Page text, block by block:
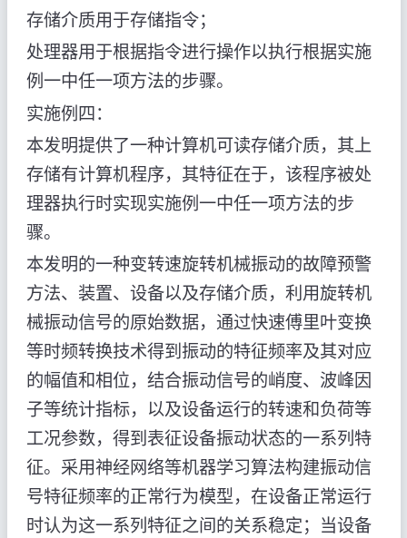
存储介质用于存储指令；
处理器用于根据指令进行操作以执行根据实施
例一中任一项方法的步骤。
实施例四：
本发明提供了一种计算机可读存储介质，其上
存储有计算机程序，其特征在于，该程序被处
理器执行时实现实施例一中任一项方法的步
骤。
本发明的一种变转速旋转机械振动的故障预警
方法、装置、设备以及存储介质，利用旋转机
械振动信号的原始数据，通过快速傅里叶变换
等时频转换技术得到振动的特征频率及其对应
的幅值和相位，结合振动信号的峭度、波峰因
子等统计指标，以及设备运行的转速和负荷等
工况参数，得到表征设备振动状态的一系列特
征。采用神经网络等机器学习算法构建振动信
号特征频率的正常行为模型，在设备正常运行
时认为这一系列特征之间的关系稳定；当设备